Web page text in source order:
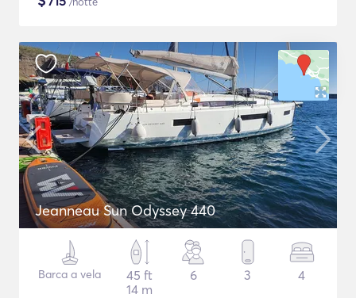
Jeanneau Sun Odyssey 440
Barca a vela
45 ft
14 m
6 3 4